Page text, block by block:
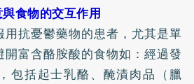
食物的交互作用
用抗憂鬱藥物的患者，尤其是單
富含酪胺酸的食物如：經過發
包括起士乳酪、醃漬肉品（臘